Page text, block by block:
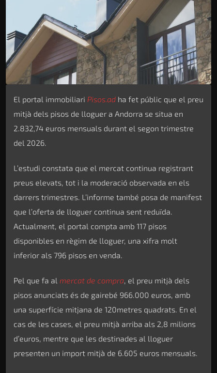
El portal immobiliari Pisos.ad ha fet públic que el preu
mitjà dels pisos de lloguer a Andorra se situa en
2.832,74 euros mensuals durant el segon trimestre
del 2026.
L’estudi constata que el mercat continua registrant
preus elevats, tot i la moderació observada en els
darrers trimestres. L’informe també posa de manifest
que l’oferta de lloguer continua sent reduïda.
Actualment, el portal compta amb 117 pisos
disponibles en règim de lloguer, una xifra molt
inferior als 796 pisos en venda.
Pel que fa al mercat de compra, el preu mitjà dels
pisos anunciats és de gairebé 966.000 euros, amb
una superfície mitjana de 120metres quadrats. En el
cas de les cases, el preu mitjà arriba als 2,8 milions
d’euros, mentre que les destinades al lloguer
presenten un import mitjà de 6.605 euros mensuals.